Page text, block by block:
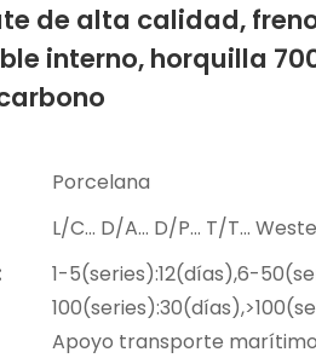
de alta calidad,
interno, horquilla
Porcelana
L/C... D/A... D/P... T/T...
1-5(series):12(días),6-
Apoyo transporte marítimo